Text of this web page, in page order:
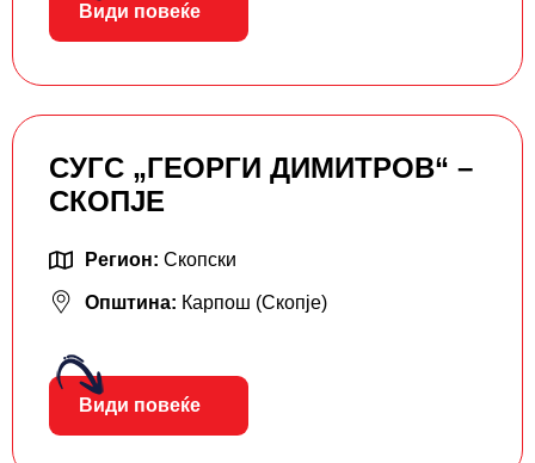
Види повеќе
СУГС „ГЕОРГИ ДИМИТРОВ“ –
СКОПЈЕ
Регион: Скопски
Општина: Карпош (Скопје)
Види повеќе